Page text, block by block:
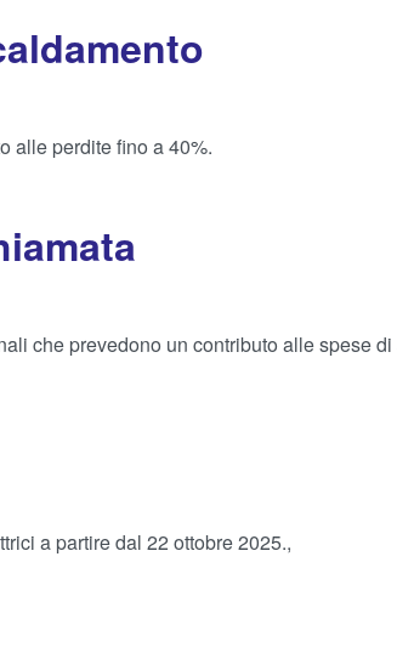
alle perdite fino a 40%.
che prevedono un contributo alle spese
a partire dal 22 ottobre 2025.,